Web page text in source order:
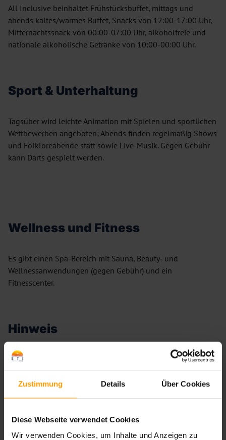
Zustimmung Details Über Cookies
Diese Webseite verwendet Cookies
Wir verwenden Cookies, um Inhalte und Anzeigen zu
All Inclusive beinhaltet Frühstücksbuffet, mittags und
abends kaltes/warmes Buffet, Snacks von 12:00-17:00 Uhr,
Mitternachtssnack von 00:00-07:00 Uhr, alkoholfreie und
nationale alkoholische Getränke von 10:00-00:00 Uhr.
Sport & Unterhaltung
Tagsüber wird leichte Animation mit Spielen und sportlichen
Wettbewerben angeboten; Abends finden regelmäßig Shows
und Folkloreabende statt sowie Live-Musik. Gegen Gebühr
kann Darts gespielt werden.
Wellness und Fitness
Es gibt einen Spa-Bereich mit Sauna, Beauty- und
Wellnessanwendungen (gegen Gebühr) und ein
Fitnesscenter.
Hinweis
Adult-only-Hotel für Erwachsene und junge Erwachsene ab
16 Jahren.